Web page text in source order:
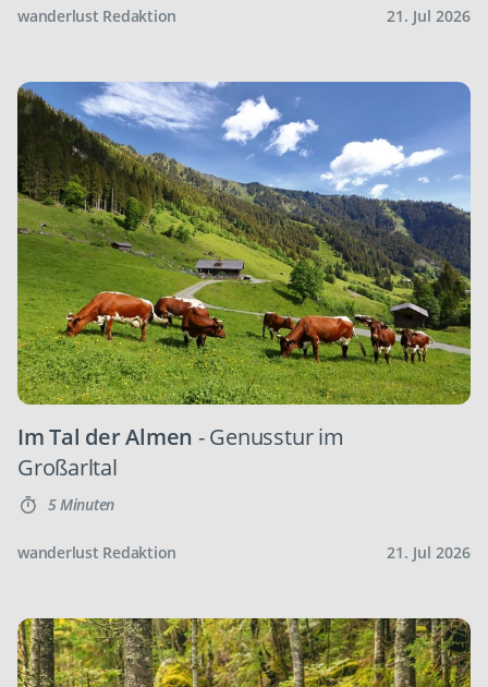
wanderlust Redaktion 21. Jul 2026
Im Tal der Almen - Genusstur im
Großarltal
5 Minuten
wanderlust Redaktion 21. Jul 2026